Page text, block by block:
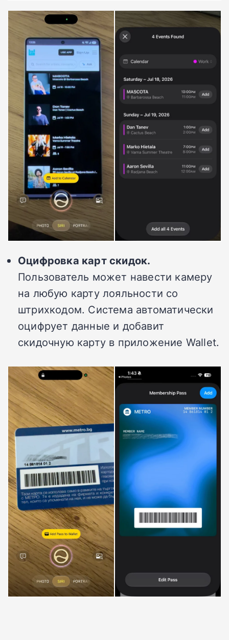
Оцифровка карт скидок.
Пользователь может навести камеру
на любую карту лояльности со
штрихкодом. Система автоматически
оцифрует данные и добавит
скидочную карту в приложение Wallet.